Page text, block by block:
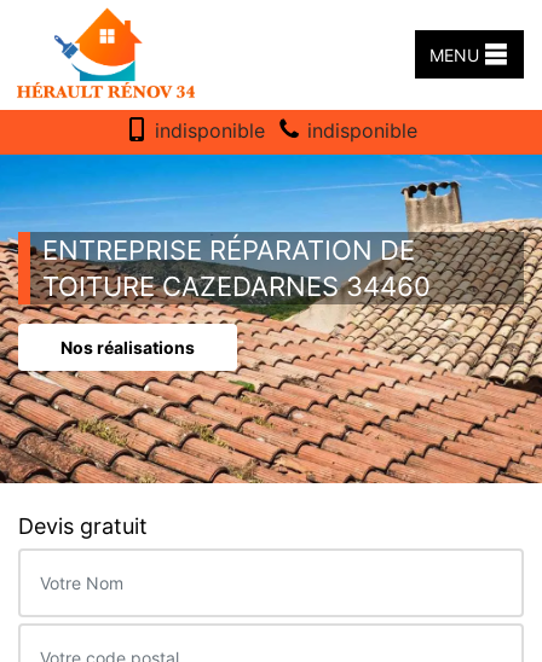
MENU
indisponible indisponible
ENTREPRISE RÉPARATION DE
TOITURE CAZEDARNES 34460
Nos réalisations
Devis gratuit